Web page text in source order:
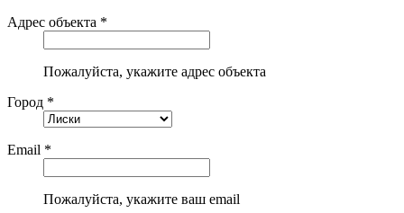
Адрес объекта *
Пожалуйста, укажите адрес объекта
Город *
Email *
Пожалуйста, укажите ваш email